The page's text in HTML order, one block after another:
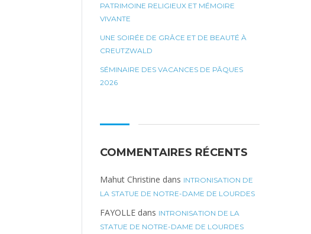
PATRIMOINE RELIGIEUX ET MÉMOIRE
VIVANTE
UNE SOIRÉE DE GRÂCE ET DE BEAUTÉ À
CREUTZWALD
SÉMINAIRE DES VACANCES DE PÂQUES
2026
COMMENTAIRES RÉCENTS
Mahut Christine dans INTRONISATION DE
LA STATUE DE NOTRE-DAME DE LOURDES
FAYOLLE dans INTRONISATION DE LA
STATUE DE NOTRE-DAME DE LOURDES